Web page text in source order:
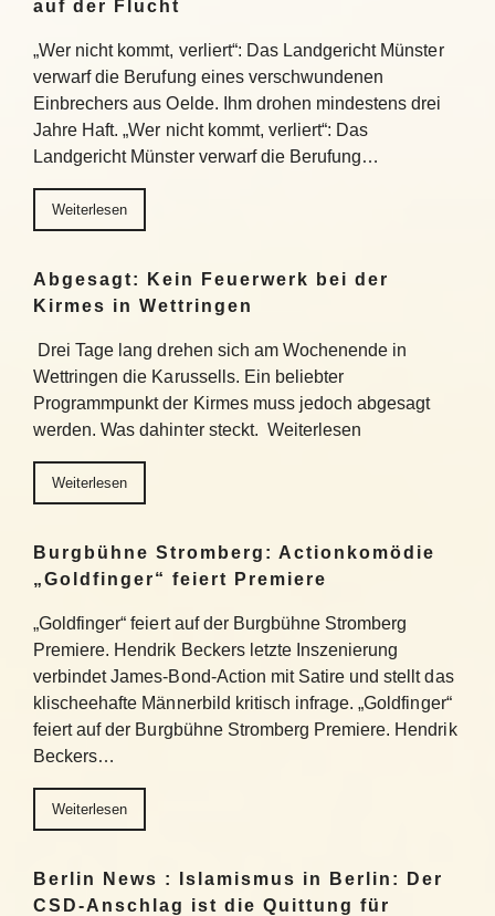
auf der Flucht
„Wer nicht kommt, verliert“: Das Landgericht Münster
verwarf die Berufung eines verschwundenen
Einbrechers aus Oelde. Ihm drohen mindestens drei
Jahre Haft. „Wer nicht kommt, verliert“: Das
Landgericht Münster verwarf die Berufung…
Weiterlesen
Abgesagt: Kein Feuerwerk bei der
Kirmes in Wettringen
Drei Tage lang drehen sich am Wochenende in
Wettringen die Karussells. Ein beliebter
Programmpunkt der Kirmes muss jedoch abgesagt
werden. Was dahinter steckt. Weiterlesen
Weiterlesen
Burgbühne Stromberg: Actionkomödie
„Goldfinger“ feiert Premiere
„Goldfinger“ feiert auf der Burgbühne Stromberg
Premiere. Hendrik Beckers letzte Inszenierung
verbindet James-Bond-Action mit Satire und stellt das
klischeehafte Männerbild kritisch infrage. „Goldfinger“
feiert auf der Burgbühne Stromberg Premiere. Hendrik
Beckers…
Weiterlesen
Berlin News : Islamismus in Berlin: Der
CSD-Anschlag ist die Quittung für